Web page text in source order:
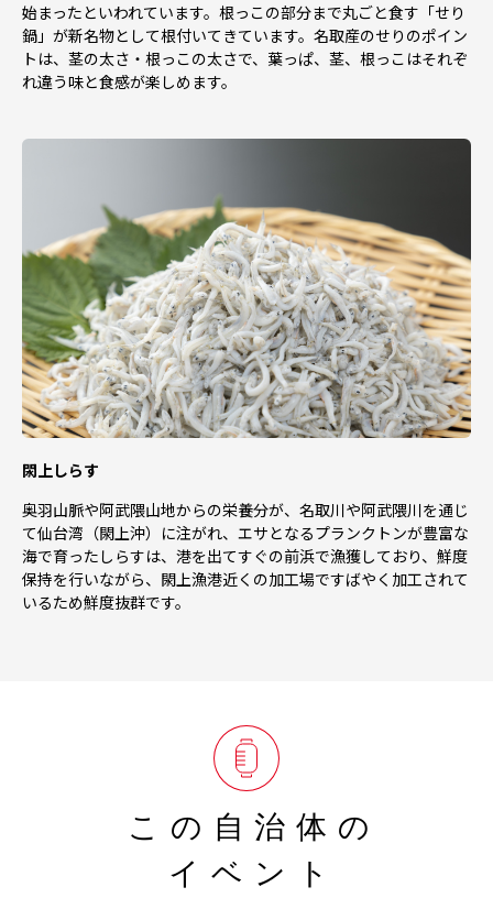
始まったといわれています。根っこの部分まで丸ごと食す「せり
鍋」が新名物として根付いてきています。名取産のせりのポイン
トは、茎の太さ・根っこの太さで、葉っぱ、茎、根っこはそれぞ
れ違う味と食感が楽しめます。
閖上しらす
奥羽山脈や阿武隈山地からの栄養分が、名取川や阿武隈川を通じ
て仙台湾（閖上沖）に注がれ、エサとなるプランクトンが豊富な
海で育ったしらすは、港を出てすぐの前浜で漁獲しており、鮮度
保持を行いながら、閖上漁港近くの加工場ですばやく加工されて
いるため鮮度抜群です。
この自治体の
イベント